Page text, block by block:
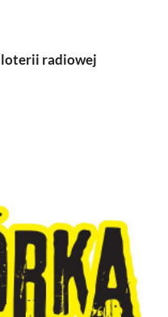
loterii radiowej